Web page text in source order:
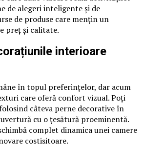
de alegeri inteligente și de
de produse care mențin un
preț și calitate.
interioare
în topul preferințelor, dar acum
care oferă confort vizual. Poți
câteva perne decorative în
cu o țesătură proeminentă.
complet dinamica unei camere
costisitoare.